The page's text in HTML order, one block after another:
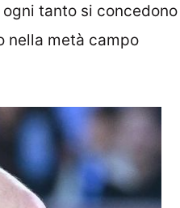
tanto si concedono
nella metà campo